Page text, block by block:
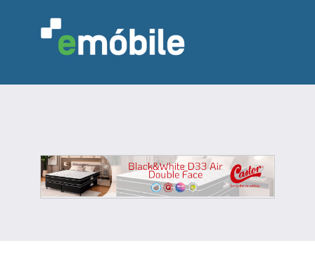
INDÚSTRIA MARCENARIA
DESIGN & DECORAÇÃO
INDICADORES
FEIRAS NOTÍCIAS